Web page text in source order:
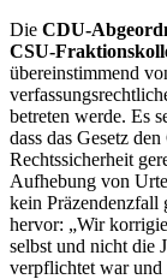
Die CDU-
CSU-
übereinstimmend
betreten werde. Es
dass das Gesetz
Rechtssicherheit
Aufhebung von
kein Präzendenzfall
hervor: „Wir
selbst und nicht die
verpflichtet war und